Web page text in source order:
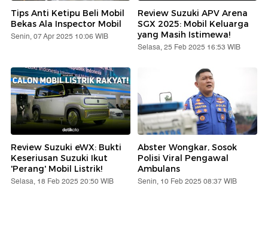
Tips Anti Ketipu Beli Mobil
Bekas Ala Inspector Mobil
Senin, 07 Apr 2025 10:06 WIB
Review Suzuki APV Arena
SGX 2025: Mobil Keluarga
yang Masih Istimewa!
Selasa, 25 Feb 2025 16:53 WIB
Review Suzuki eWX: Bukti
Keseriusan Suzuki Ikut
'Perang' Mobil Listrik!
Selasa, 18 Feb 2025 20:50 WIB
Abster Wongkar, Sosok
Polisi Viral Pengawal
Ambulans
Senin, 10 Feb 2025 08:37 WIB